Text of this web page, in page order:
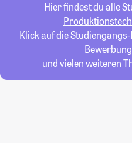
Hier findest du alle
Klick auf die
und vielen weiteren